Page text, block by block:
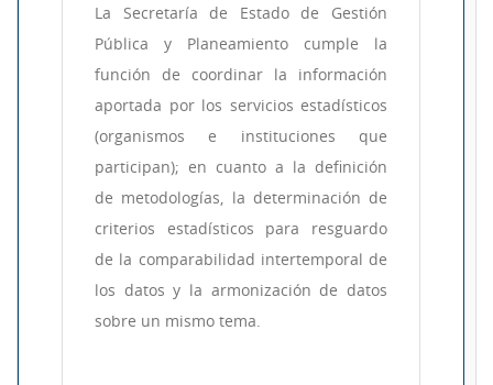
La Secretaría de Estado de Gestión
Pública y Planeamiento cumple la
función de coordinar la información
aportada por los servicios estadísticos
(organismos e instituciones que
participan); en cuanto a la definición
de metodologías, la determinación de
criterios estadísticos para resguardo
de la comparabilidad intertemporal de
los datos y la armonización de datos
sobre un mismo tema.